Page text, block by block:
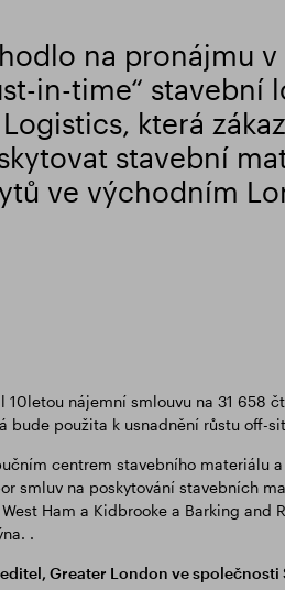
na pronájmu v
in-time“ stavební
která
stavební
ve východním
10letou nájemní smlouvu na 31 658
bude použita k usnadnění růstu
centrem stavebního materiálu
smluv na poskytování stavebních
Ham a Kidbrooke a Barking
.
Greater London ve společnosti